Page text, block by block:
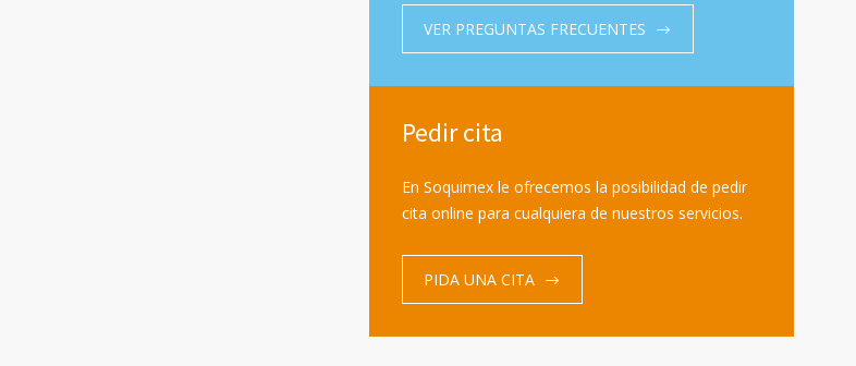
VER PREGUNTAS FRECUENTES
Pedir cita
En Soquimex le ofrecemos la posibilidad de pedir
cita online para cualquiera de nuestros servicios.
PIDA UNA CITA